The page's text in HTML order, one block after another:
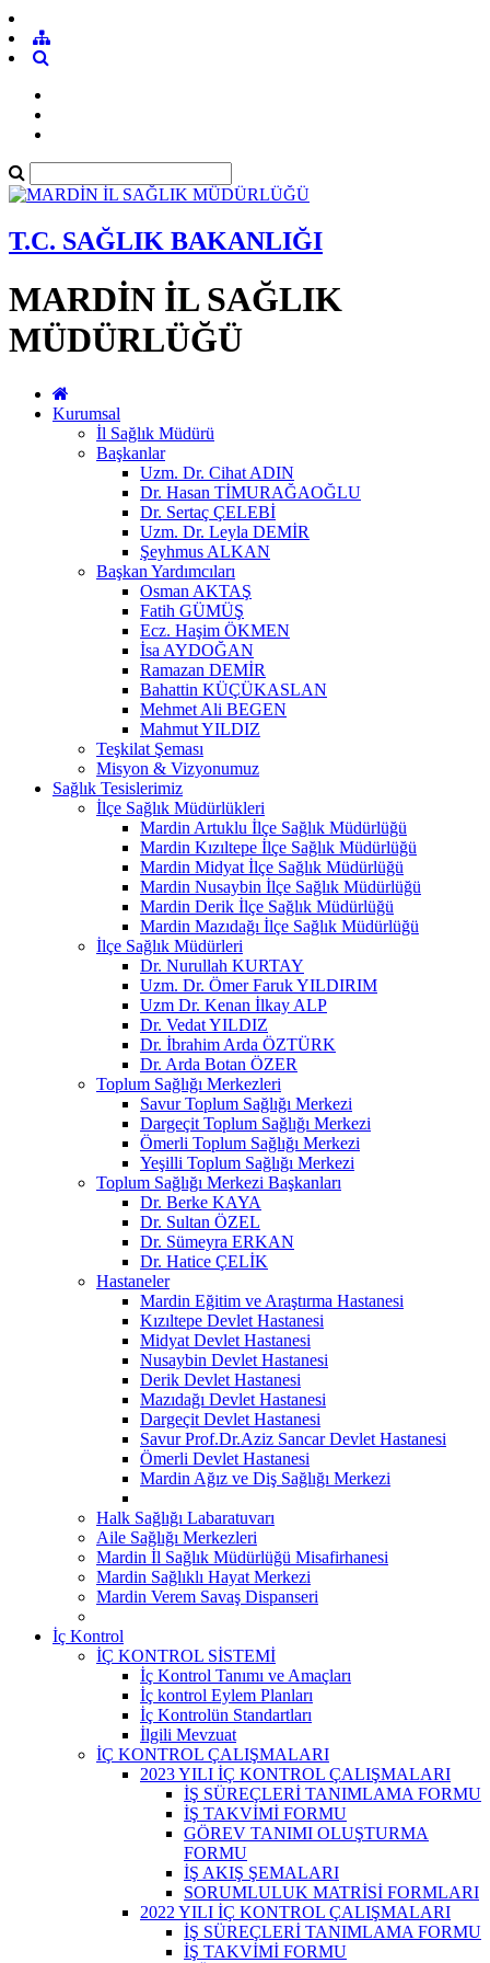
T.C. SAĞLIK BAKANLIĞI
MARDİN İL SAĞLIK
MÜDÜRLÜĞÜ
Kurumsal
İl Sağlık Müdürü
Başkanlar
Uzm. Dr. Cihat ADIN
Dr. Hasan TİMURAĞAOĞLU
Dr. Sertaç ÇELEBİ
Uzm. Dr. Leyla DEMİR
Şeyhmus ALKAN
Başkan Yardımcıları
Osman AKTAŞ
Fatih GÜMÜŞ
Ecz. Haşim ÖKMEN
İsa AYDOĞAN
Ramazan DEMİR
Bahattin KÜÇÜKASLAN
Mehmet Ali BEGEN
Mahmut YILDIZ
Teşkilat Şeması
Misyon & Vizyonumuz
Sağlık Tesislerimiz
İlçe Sağlık Müdürlükleri
Mardin Artuklu İlçe Sağlık Müdürlüğü
Mardin Kızıltepe İlçe Sağlık Müdürlüğü
Mardin Midyat İlçe Sağlık Müdürlüğü
Mardin Nusaybin İlçe Sağlık Müdürlüğü
Mardin Derik İlçe Sağlık Müdürlüğü
Mardin Mazıdağı İlçe Sağlık Müdürlüğü
İlçe Sağlık Müdürleri
Dr. Nurullah KURTAY
Uzm. Dr. Ömer Faruk YILDIRIM
Uzm Dr. Kenan İlkay ALP
Dr. Vedat YILDIZ
Dr. İbrahim Arda ÖZTÜRK
Dr. Arda Botan ÖZER
Toplum Sağlığı Merkezleri
Savur Toplum Sağlığı Merkezi
Dargeçit Toplum Sağlığı Merkezi
Ömerli Toplum Sağlığı Merkezi
Yeşilli Toplum Sağlığı Merkezi
Toplum Sağlığı Merkezi Başkanları
Dr. Berke KAYA
Dr. Sultan ÖZEL
Dr. Sümeyra ERKAN
Dr. Hatice ÇELİK
Hastaneler
Mardin Eğitim ve Araştırma Hastanesi
Kızıltepe Devlet Hastanesi
Midyat Devlet Hastanesi
Nusaybin Devlet Hastanesi
Derik Devlet Hastanesi
Mazıdağı Devlet Hastanesi
Dargeçit Devlet Hastanesi
Savur Prof.Dr.Aziz Sancar Devlet Hastanesi
Ömerli Devlet Hastanesi
Mardin Ağız ve Diş Sağlığı Merkezi
Halk Sağlığı Labaratuvarı
Aile Sağlığı Merkezleri
Mardin İl Sağlık Müdürlüğü Misafirhanesi
Mardin Sağlıklı Hayat Merkezi
Mardin Verem Savaş Dispanseri
İç Kontrol
İÇ KONTROL SİSTEMİ
İç Kontrol Tanımı ve Amaçları
İç kontrol Eylem Planları
İç Kontrolün Standartları
İlgili Mevzuat
İÇ KONTROL ÇALIŞMALARI
2023 YILI İÇ KONTROL ÇALIŞMALARI
İŞ SÜREÇLERİ TANIMLAMA FORMU
İŞ TAKVİMİ FORMU
GÖREV TANIMI OLUŞTURMA
FORMU
İŞ AKIŞ ŞEMALARI
SORUMLULUK MATRİSİ FORMLARI
2022 YILI İÇ KONTROL ÇALIŞMALARI
İŞ SÜREÇLERİ TANIMLAMA FORMU
İŞ TAKVİMİ FORMU